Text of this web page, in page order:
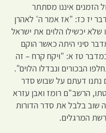
הזמנים איננו מסתתר
יז כז: "אז אמר ה' לאהרן
שלא יכשילו הלוים את ישראל
סיני היתה כאשר הוקם
טז א: "ויקח קרח – זה
הבכורים ונבדלו הלוים".
נתנו דעתם על שבוש סדר
הרשב"ם רומז ואבן עזרא
שוב בלבל את סדר הדורות
המרגלים.